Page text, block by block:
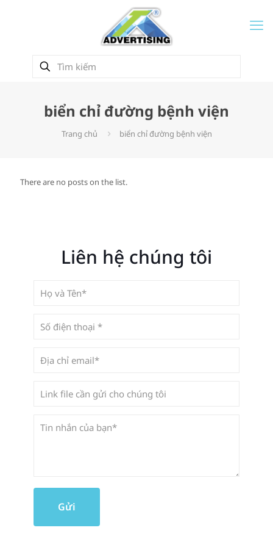
biển chỉ đường bệnh viện
Trang chủ biển chỉ đường bệnh viện
There are no posts on the list.
Liên hệ chúng tôi